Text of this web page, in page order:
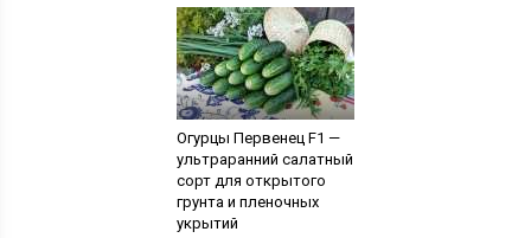
Огурцы Первенец F1 —
ультраранний салатный
сорт для открытого
грунта и пленочных
укрытий